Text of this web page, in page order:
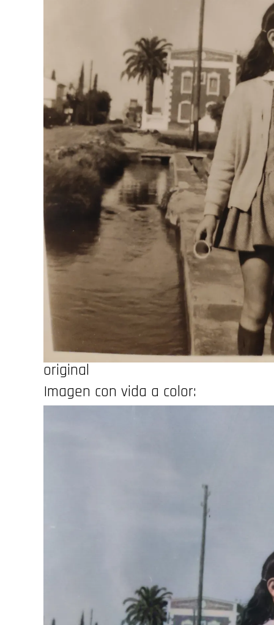
original
Imagen con vida a color: